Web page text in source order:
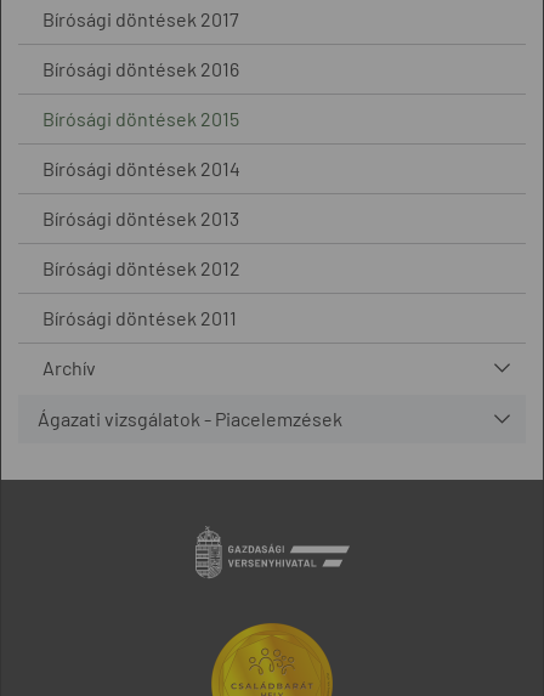
Bírósági döntések 2017
Bírósági döntések 2016
Bírósági döntések 2015
Bírósági döntések 2014
Bírósági döntések 2013
Bírósági döntések 2012
Bírósági döntések 2011
Archív
Ágazati vizsgálatok - Piacelemzések